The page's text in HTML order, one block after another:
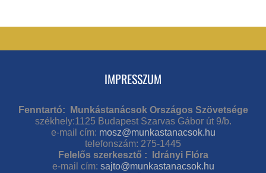
IMPRESSZUM
Fenntartó: Munkástanácsok Országos Szövetsége
székhely:1125 Budapest Szarvas Gábor út 9/b.
e-mail cím: mosz@munkastanacsok.hu
telefonszám: 275-1445
Felelős szerkesztő : Idrányi Flóra
e-mail cím: sajto@munkastanacsok.hu